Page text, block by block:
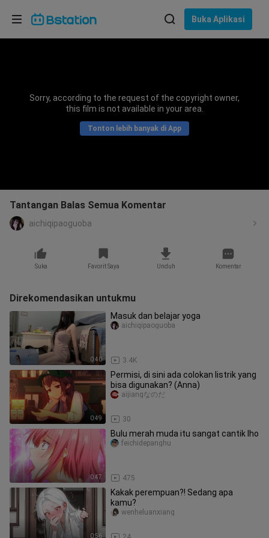
Buka Aplikasi
Sorry, according to the request of the copyright owner,
this film is not available in your area.
Tonton lebih banyak di App
Tantangan Balas Semua Komentar
aichiqipaoguoba
Suka Favorit Saya Unduh Komentar
Direkomendasikan untukmu
0:40
Masuk dan belajar yoga
3.4K
aichiqipaoguoba
0:49
Permisi, di sini ada colokan listrik yang
bisa digunakan? (Anna)
30
aijiangなのだ
0:47
Bulu merah muda itu sangat cantik lho
475
feichidepanghu
0:56
Kakak perempuan?! Sedang apa
kamu?
wenheluanxiang
Pilih bahasa
Bahasa Indonesia